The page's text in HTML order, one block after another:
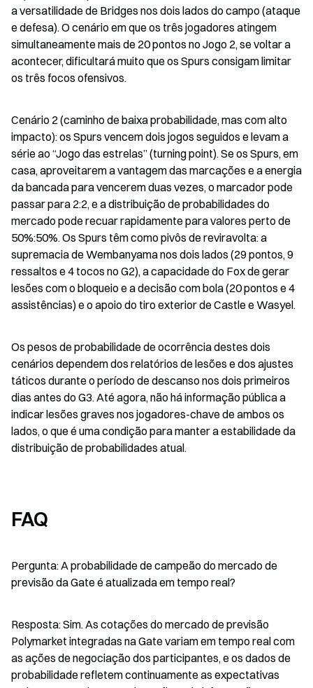
a versatilidade de Bridges nos dois lados do campo (ataque
e defesa). O cenário em que os três jogadores atingem
simultaneamente mais de 20 pontos no Jogo 2, se voltar a
acontecer, dificultará muito que os Spurs consigam limitar
os três focos ofensivos.
Cenário 2 (caminho de baixa probabilidade, mas com alto
impacto): os Spurs vencem dois jogos seguidos e levam a
série ao “Jogo das estrelas” (turning point). Se os Spurs, em
casa, aproveitarem a vantagem das marcações e a energia
da bancada para vencerem duas vezes, o marcador pode
passar para 2:2, e a distribuição de probabilidades do
mercado pode recuar rapidamente para valores perto de
50%:50%. Os Spurs têm como pivôs de reviravolta: a
supremacia de Wembanyama nos dois lados (29 pontos, 9
ressaltos e 4 tocos no G2), a capacidade do Fox de gerar
lesões com o bloqueio e a decisão com bola (20 pontos e 4
assistências) e o apoio do tiro exterior de Castle e Wasyel.
Os pesos de probabilidade de ocorrência destes dois
cenários dependem dos relatórios de lesões e dos ajustes
táticos durante o período de descanso nos dois primeiros
dias antes do G3. Até agora, não há informação pública a
indicar lesões graves nos jogadores-chave de ambos os
lados, o que é uma condição para manter a estabilidade da
distribuição de probabilidades atual.
FAQ
Pergunta: A probabilidade de campeão do mercado de
previsão da Gate é atualizada em tempo real?
Resposta: Sim. As cotações do mercado de previsão
Polymarket integradas na Gate variam em tempo real com
as ações de negociação dos participantes, e os dados de
probabilidade refletem continuamente as expectativas